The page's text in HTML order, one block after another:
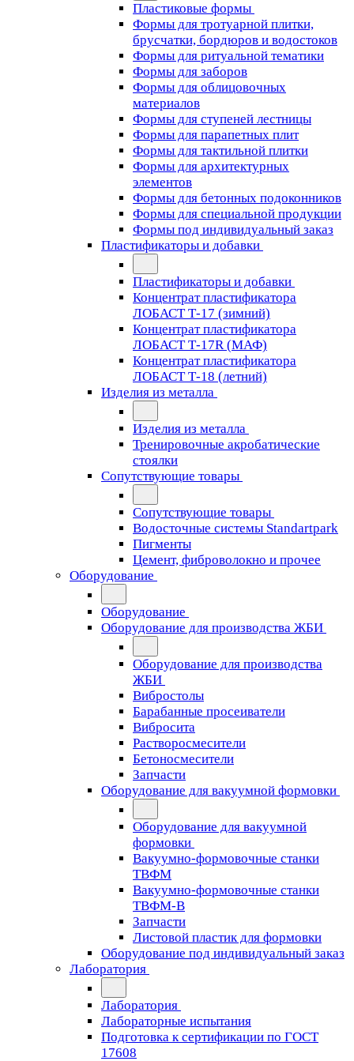
Пластиковые формы
Формы для тротуарной плитки,
брусчатки, бордюров и водостоков
Формы для ритуальной тематики
Формы для заборов
Формы для облицовочных
материалов
Формы для ступеней лестницы
Формы для парапетных плит
Формы для тактильной плитки
Формы для архитектурных
элементов
Формы для бетонных подоконников
Формы для специальной продукции
Формы под индивидуальный заказ
Пластификаторы и добавки
Пластификаторы и добавки
Концентрат пластификатора
ЛОБАСТ Т-17 (зимний)
Концентрат пластификатора
ЛОБАСТ Т-17R (МАФ)
Концентрат пластификатора
ЛОБАСТ Т-18 (летний)
Изделия из металла
Изделия из металла
Тренировочные акробатические
стоялки
Сопутствующие товары
Сопутствующие товары
Водосточные системы Standartpark
Пигменты
Цемент, фиброволокно и прочее
Оборудование
Оборудование
Оборудование для производства ЖБИ
Оборудование для производства
ЖБИ
Вибростолы
Барабанные просеиватели
Вибросита
Растворосмесители
Бетоносмесители
Запчасти
Оборудование для вакуумной формовки
Оборудование для вакуумной
формовки
Вакуумно-формовочные станки
ТВФМ
Вакуумно-формовочные станки
ТВФМ-В
Запчасти
Листовой пластик для формовки
Оборудование под индивидуальный заказ
Лаборатория
Лаборатория
Лабораторные испытания
Подготовка к сертификации по ГОСТ
17608